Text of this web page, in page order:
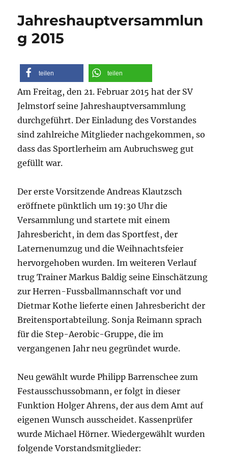
Jahreshauptversammlun
g 2015
teilen teilen
Am Freitag, den 21. Februar 2015 hat der SV
Jelmstorf seine Jahreshauptversammlung
durchgeführt. Der Einladung des Vorstandes
sind zahlreiche Mitglieder nachgekommen, so
dass das Sportlerheim am Aubruchsweg gut
gefüllt war.
Der erste Vorsitzende Andreas Klautzsch
eröffnete pünktlich um 19:30 Uhr die
Versammlung und startete mit einem
Jahresbericht, in dem das Sportfest, der
Laternenumzug und die Weihnachtsfeier
hervorgehoben wurden. Im weiteren Verlauf
trug Trainer Markus Baldig seine Einschätzung
zur Herren-Fussballmannschaft vor und
Dietmar Kothe lieferte einen Jahresbericht der
Breitensportabteilung. Sonja Reimann sprach
für die Step-Aerobic-Gruppe, die im
vergangenen Jahr neu gegründet wurde.
Neu gewählt wurde Philipp Barrenschee zum
Festausschussobmann, er folgt in dieser
Funktion Holger Ahrens, der aus dem Amt auf
eigenen Wunsch ausscheidet. Kassenprüfer
wurde Michael Hörner. Wiedergewählt wurden
folgende Vorstandsmitglieder: